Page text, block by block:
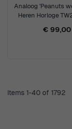
Analoog 'Peanuts
Heren Horloge
€ 99,00
Items 1-40 of 1792